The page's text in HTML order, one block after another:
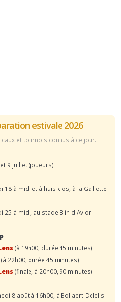
estivale 2026
et tournois connus à ce jour.
9 juillet (joueurs)
18 à midi et à huis-clos, à la Gaillette
25 à midi, au stade Blin d'Avion
(à 19h00, durée 45 minutes)
(à 22h00, durée 45 minutes)
(finale, à 20h00, 90 minutes)
8 août à 16h00, à Bollaert-Delelis